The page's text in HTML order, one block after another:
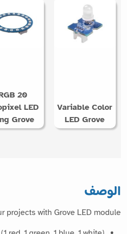
Variable Color
LED Grove
20
LED
Grove
الوصف
projects with Grove LED module.